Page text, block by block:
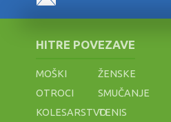
HITRE POVEZAVE
MOŠKI
ŽENSKE
OTROCI
SMUČANJE
KOLESARSTVOTENIS